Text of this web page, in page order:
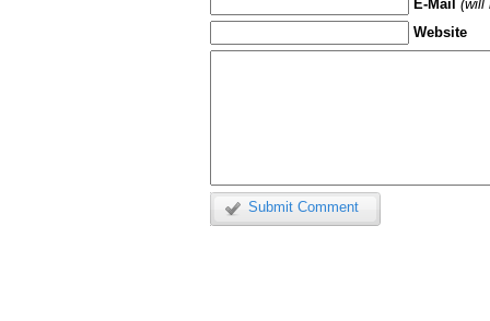
E-Mail(will
Website
Submit Comment